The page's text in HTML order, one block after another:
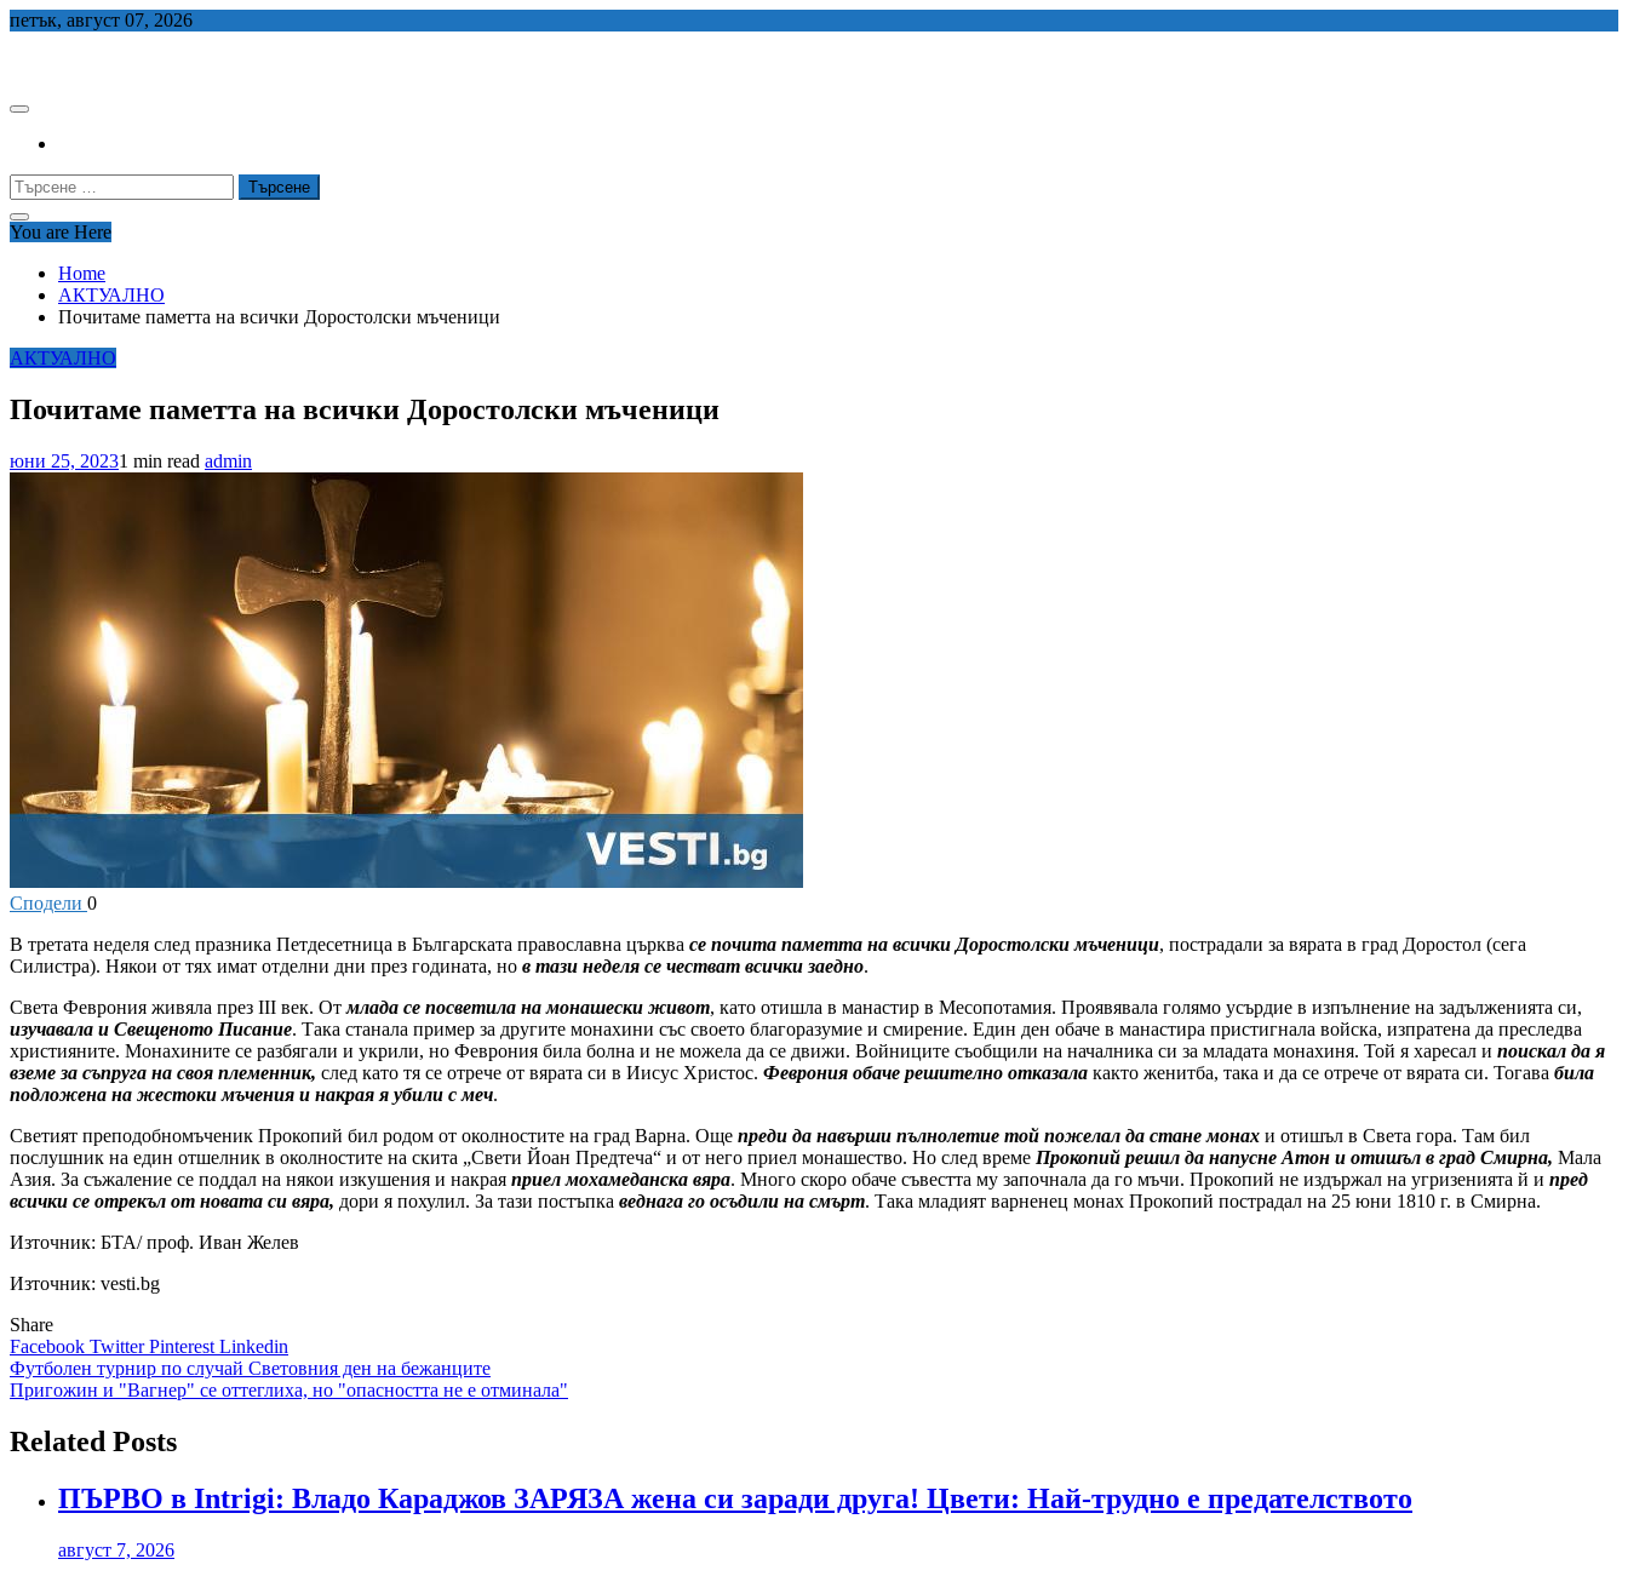
Skip
петък, август 07, 2026
Търсене
за:
You are Here
Home
АКТУАЛНО
Почитаме паметта на всички Доростолски мъченици
АКТУАЛНО
Почитаме паметта на всички Доростолски мъченици
юни 25, 20231 min read admin
Сподели 0
В третата неделя след празника Петдесетница в Българската православна църква се почита паметта на всички Доростолски мъченици, пострадали за вярата в град Доростол (сега
Силистра). Някои от тях имат отделни дни през годината, но в тази неделя се честват всички заедно.
Света Феврония живяла през III век. Отмлада се посветила на монашески живот, като отишла в манастир в Месопотамия. Проявявала голямо усърдие в изпълнение на задълженията си,
изучавала и Свещеното Писание. Така станала пример за другите монахини със своето благоразумие и смирение. Един ден обаче в манастира пристигнала войска, изпратена да преследва
християните. Монахините се разбягали и укрили, но Феврония била болна и не можела да се движи. Войниците съобщили на началника си за младата монахиня. Той я харесал и поискал да я
вземе за съпруга на своя племенник, след като тя се отрече от вярата си в Иисус Христос. Феврония обаче решително отказала както женитба, така и да се отрече от вярата си. Тогава била
подложена на жестоки мъчения и накрая я убили с меч.
Светият преподобномъченик Прокопий бил родом от околностите на град Варна. Още преди да навърши пълнолетие той пожелал да стане монах и отишъл в Света гора. Там бил
послушник на един отшелник в околностите на скита „Свети Йоан Предтеча“ и от него приел монашество. Но след време Прокопий решил да напусне Атон и отишъл в град Смирна, Мала
Азия. За съжаление се поддал на някои изкушения и накрая приел мохамеданска вяра. Много скоро обаче съвестта му започнала да го мъчи. Прокопий не издържал на угризенията й и пред
всички се отрекъл от новата си вяра, дори я похулил. За тази постъпка веднага го осъдили на смърт. Така младият варненец монах Прокопий пострадал на 25 юни 1810 г. в Смирна.
Източник: БТА/ проф. Иван Желев
Източник: vesti.bg
Share
Facebook TwitterPinterest Linkedin
Навигация
Футболен турнир по случай Световния ден на бежанците
Пригожин и "Вагнер" се оттеглиха, но "опасността не е отминала"
Related Posts
ПЪРВО в Intrigi: Владо Караджов ЗАРЯЗА жена си заради друга! Цвети: Най-трудно е предателството
август 7, 2026